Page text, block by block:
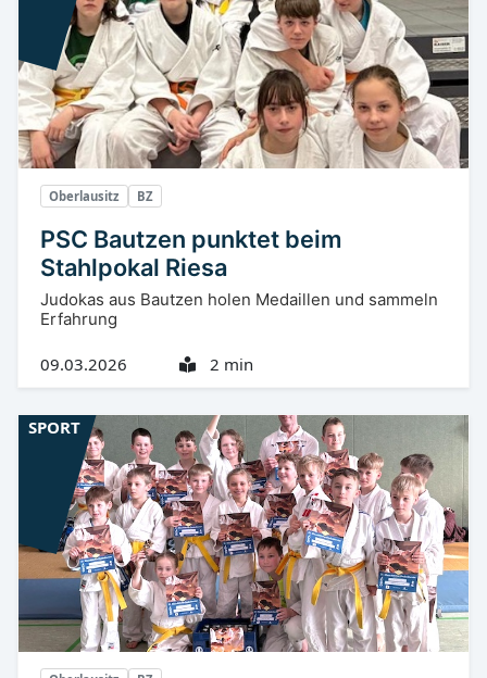
Oberlausitz BZ
PSC Bautzen punktet beim
Stahlpokal Riesa
Judokas aus Bautzen holen Medaillen und sammeln
Erfahrung
09.03.2026 2 min
SPORT